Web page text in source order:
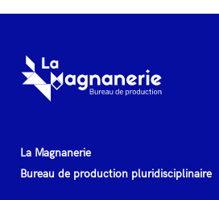
La Magnanerie
Bureau de production pluridisciplinaire